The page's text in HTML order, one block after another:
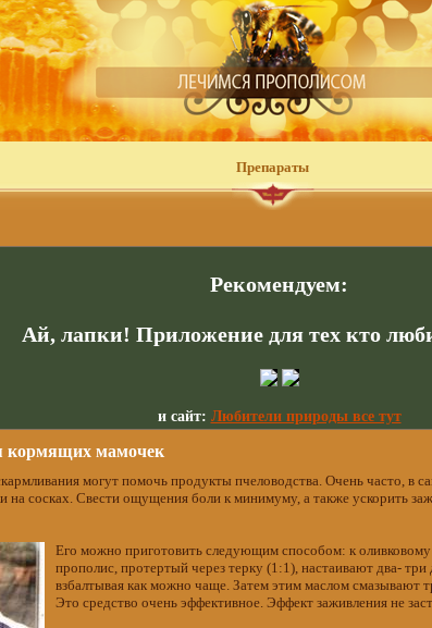
Препараты
Рекомендуем:
Ай, лапки! Приложение для тех кто
и сайт: Любители природы все тут
кормящих мамочек
могут помочь продукты пчеловодства. Очень часто, в
сосках. Свести ощущения боли к минимуму, а также ускорить
Его можно приготовить следующим способом: к
прополис, протертый через терку (1:1), настаивают два-
взбалтывая как можно чаще. Затем этим маслом смазывают
Это средство очень эффективное. Эффект заживления не